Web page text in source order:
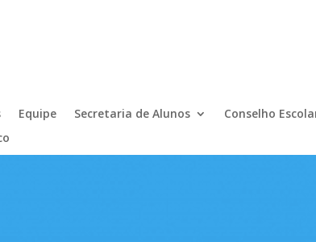
Equipe Secretaria de Alunos Conselho